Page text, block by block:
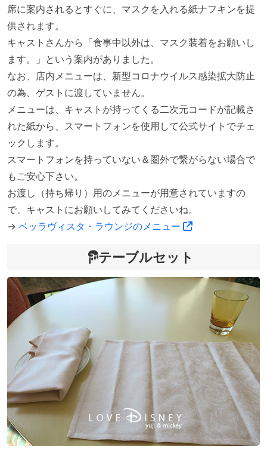
席に案内されるとすぐに、マスクを入れる紙ナフキンを提
供されます。
キャストさんから「食事中以外は、マスク装着をお願いし
ます。」という案内がありました。
なお、店内メニューは、新型コロナウイルス感染拡大防止
の為、ゲストに渡していません。
メニューは、キャストが持ってくる二次元コードが記載さ
れた紙から、スマートフォンを使用して公式サイトでチェ
ックします。
スマートフォンを持っていない＆圏外で繋がらない場合で
もご安心下さい。
お渡し（持ち帰り）用のメニューが用意されていますの
で、キャストにお願いしてみてくださいね。
→ ベッラヴィスタ・ラウンジのメニュー
テーブルセット